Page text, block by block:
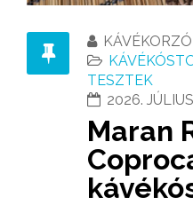
TESZTEK
2026.
Maran